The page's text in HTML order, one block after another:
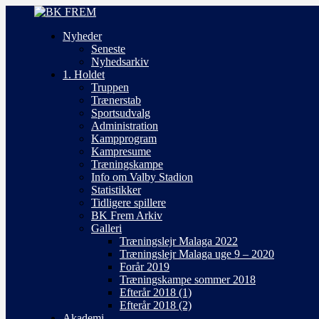
Nyheder
Seneste
Nyhedsarkiv
1. Holdet
Truppen
Trænerstab
Sportsudvalg
Administration
Kampprogram
Kampresume
Træningskampe
Info om Valby Stadion
Statistikker
Tidligere spillere
BK Frem Arkiv
Galleri
Træningslejr Malaga 2022
Træningslejr Malaga uge 9 – 2020
Forår 2019
Træningskampe sommer 2018
Efterår 2018 (1)
Efterår 2018 (2)